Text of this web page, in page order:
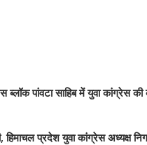
पांवटा साहिब में युवा कांग्रेस
प्रदेश युवा कांग्रेस अध्यक्ष